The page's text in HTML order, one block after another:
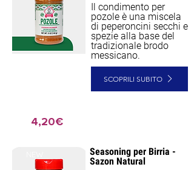
Il condimento per
pozole è una miscela
di peperoncini secchi e
spezie alla base del
tradizionale brodo
messicano.
SCOPRILI SUBITO
4,20€
Seasoning per Birria -
Sazon Natural